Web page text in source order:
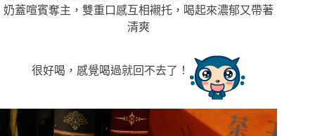
奶蓋喧賓奪主，雙重口感互相襯托，喝起來濃郁又帶著
清爽
很好喝，感覺喝過就回不去了！